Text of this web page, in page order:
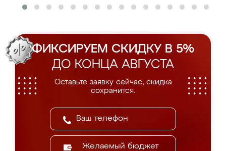
ФИКСИРУЕМ СКИДКУ В 5%
ДО КОНЦА АВГУСТА
Оставьте заявку сейчас, скидка
сохранится.
Желаемый бюджет